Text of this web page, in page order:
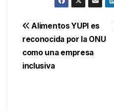
Navegación
de
entradas
Alimentos YUPI es
reconocida por la ONU
como una empresa
inclusiva